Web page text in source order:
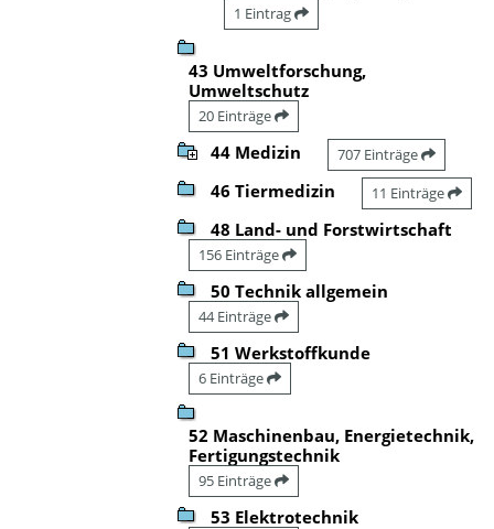
1 Eintrag
43 Umweltforschung,
Umweltschutz
20 Einträge
44 Medizin 707 Einträge
46 Tiermedizin 11 Einträge
48 Land- und Forstwirtschaft
156 Einträge
50 Technik allgemein
44 Einträge
51 Werkstoffkunde
6 Einträge
52 Maschinenbau, Energietechnik,
Fertigungstechnik
95 Einträge
53 Elektrotechnik